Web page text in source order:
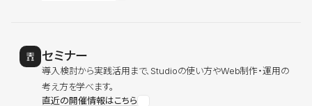
セミナー
導入検討から実践活用まで、Studioの使い方やWeb制作・運用の
考え方を学べます。
直近の開催情報はこちら